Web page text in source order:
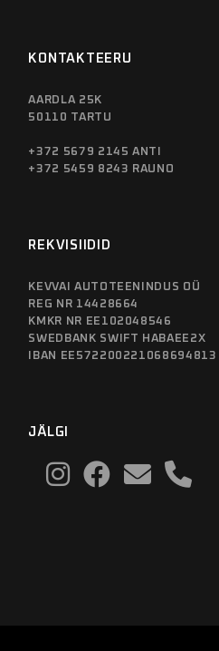
KONTAKTEERU
AARDLA 25K
50110 TARTU
+372 5679 2145 ANTI
+372 5459 8243 RAUNO
REKVISIIDID
KEVVAI AUTOTEENINDUS OÜ
REG NR 14428664
KMKR NR EE102048546
SWEDBANK SWIFT HABAEE2X
IBAN EE572200221068694813
JÄLGI